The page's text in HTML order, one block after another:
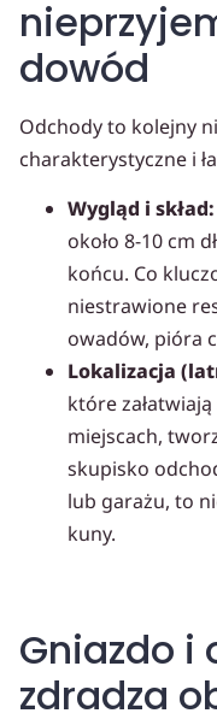
dowód
Odchody to kolejny
charakterystyczne i
Wygląd i skład:
około 8-10 cm
końcu. Co
niestrawione
owadów, pióra
Lokalizacja
które
miejscach,
skupisko
lub garażu, to
kuny.
Gniazdo i
zdradza